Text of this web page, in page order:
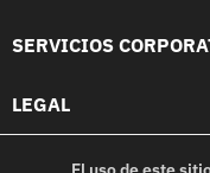
SERVICIOS
LEGAL